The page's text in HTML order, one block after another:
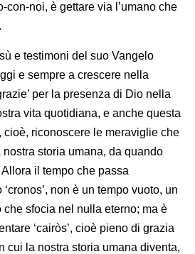
con-noi, è gettare via l’umano che
e testimoni del suo Vangelo
e sempre a crescere nella
per la presenza di Dio nella
vita quotidiana, e anche questa
cioè, riconoscere le meraviglie che
storia umana, da quando
il tempo che passa
non è un tempo vuoto, un
che sfocia nel nulla eterno; ma è
‘cairòs’, cioè pieno di grazia
cui la nostra storia umana diventa,